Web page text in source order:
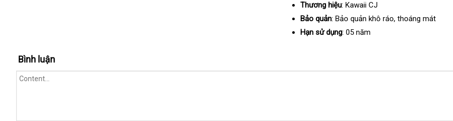
Thương hiệu: Kawaii CJ
Bảo quản: Bảo quản khô ráolink
, thoáng mát
Hạn sử dụng: 05 năm
Bình luận